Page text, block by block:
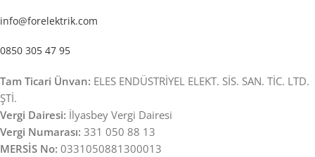
info@forelektrik.com
0850 305 47 95
Tam Ticari Ünvan: ELES ENDÜSTRİYEL ELEKT. SİS. SAN. TİC. LTD.
ŞTİ.
Vergi Dairesi: İlyasbey Vergi Dairesi
Vergi Numarası: 331 050 88 13
MERSİS No: 0331050881300013